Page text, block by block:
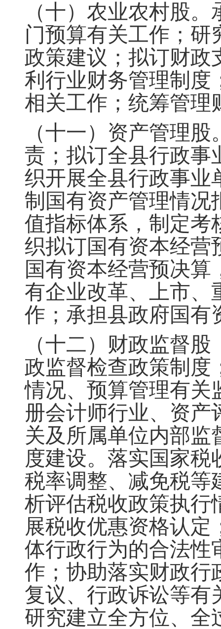
（十）农业农村股。
门预算有关工作；研
政策建议 ； 拟订财政
利行业财务管理制度
相关工作；统筹管理
（十一）资产管理股
责；拟订全县行政事
织开展全县行政事业
制国有资产管理情况
值指标体系，制定考
织拟订国有资本经营
国有资本经营预决算
有企业改革、上市、
作；承担县政府国有
（十二）财政监督
政监督检查政策制度
情况、预算管理有关
册会计师行业、资产
关及所属单位内部监
度建设。落实国家税
税率调整、减免税等
析评估税收政策执行
展税收优惠资格认
体行政行为的合法性
作；协助落实财政行
复议、行政诉讼等有
研究建立全方位、全